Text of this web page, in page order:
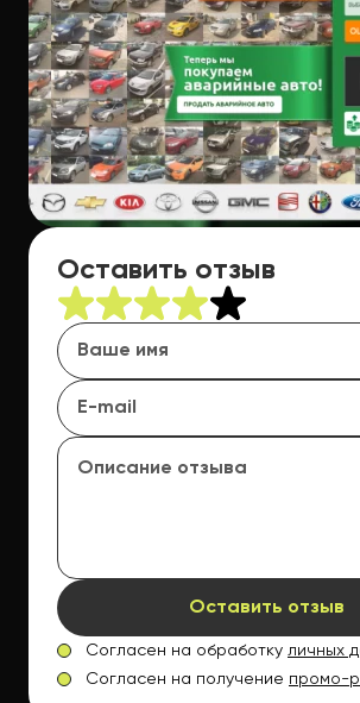
Оставить отзыв
Оставить отзыв
Согласен на обработку личных
Согласен на получение промо-